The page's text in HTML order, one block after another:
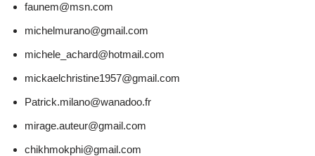
faunem@msn.com
michelmurano@gmail.com
michele_achard@hotmail.com
mickaelchristine1957@gmail.com
Patrick.milano@wanadoo.fr
mirage.auteur@gmail.com
chikhmokphi@gmail.com